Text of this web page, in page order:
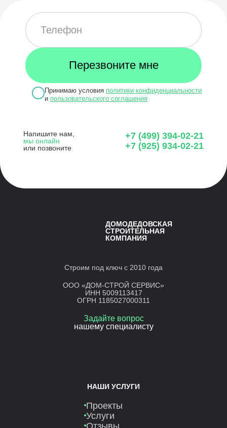
Принимаю условия политики конфиденциальности
и пользовательского соглашения
Напишите нам,
мы онлайн
или позвоните
+7 (499) 394-02-21
+7 (925) 934-02-21
ДОМОДЕДОВСКАЯ
СТРОИТЕЛЬНАЯ
КОМПАНИЯ
Строим под ключ с 2010 года
ООО «ДОМ-СТРОЙ СЕРВИС»
ИНН 5009113417
ОГРН 1185027000311
Задайте вопрос
нашему специалисту
НАШИ УСЛУГИ
Проекты
Услуги
Отзывы